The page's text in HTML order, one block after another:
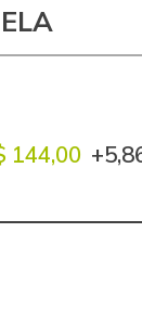
144,00